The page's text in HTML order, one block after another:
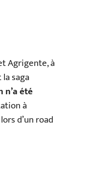
Agrigente, à
saga
n’a été
à
d’un road